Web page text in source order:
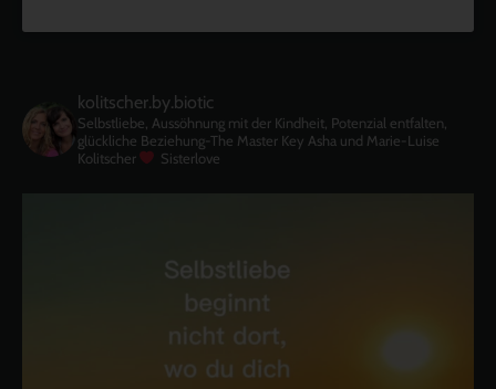
kolitscher.by.biotic
Selbstliebe, Aussöhnung mit der Kindheit, Potenzial entfalten,
glückliche Beziehung-The Master Key Asha und Marie-Luise
Kolitscher
Sisterlove